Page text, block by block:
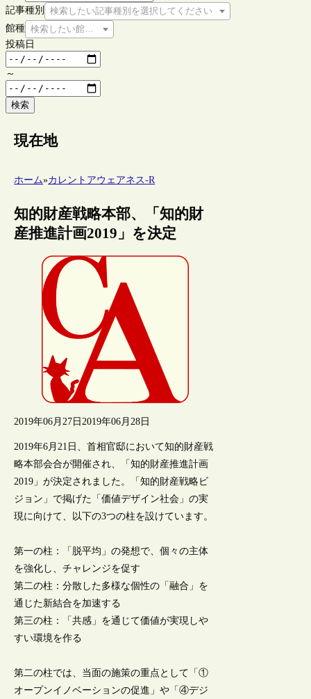
記事種別
検索したい記事種別を選択してください
館種 検索したい館種を選択してください
投稿日
～
検索
現在地
ホーム»カレントアウェアネス-R
知的財産戦略本部、「知的財
産推進計画2019」を決定
2019年06月27日 2019年06月28日
2019年6月21日、首相官邸において知的財産戦
略本部会合が開催され、「知的財産推進計画
2019」が決定されました。「知的財産戦略ビ
ジョン」で掲げた「価値デザイン社会」の実
現に向けて、以下の3つの柱を設けています。
第一の柱：「脱平均」の発想で、個々の主体
を強化し、チャレンジを促す
第二の柱：分散した多様な個性の「融合」を
通じた新結合を加速する
第三の柱：「共感」を通じて価値が実現しや
すい環境を作る
第二の柱では、当面の施策の重点として「①
オープンイノベーションの促進」や「④デジ